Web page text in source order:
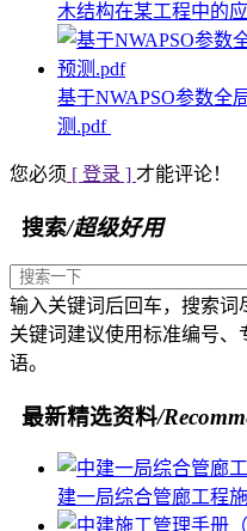
木结构在某工程中的
基于NWAPSO参数全
测.pdf
您必须 [ 登录 ] 才能评论！
搜索/超级好用
输入关键词后回车，搜索词
关键词建议使用标准编号、
语。
最新精选资料/
建一局综合管廊工程